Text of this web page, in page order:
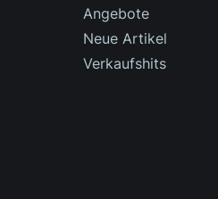
Angebote
Neue Artikel
Verkaufshits